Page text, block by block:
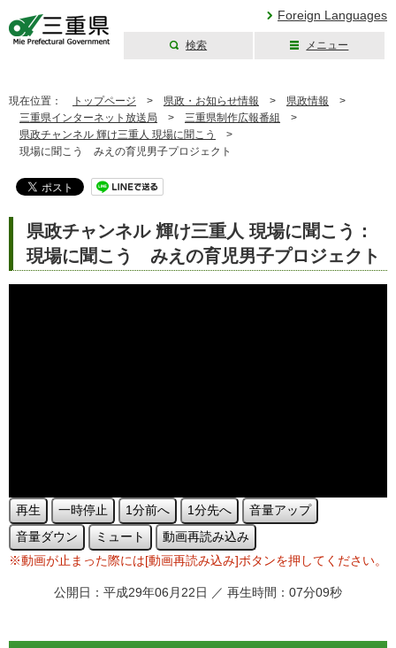
Foreign Languages
検索 メニュー
現在位置： トップページ > 県政・お知らせ情報 > 県政情報 >
三重県インターネット放送局 > 三重県制作広報番組
>
県政チャンネル 輝け三重人 現場に聞こう
>
現場に聞こう みえの育児男子プロジェクト
県政チャンネル 輝け三重人 現場に聞こう：
現場に聞こう みえの育児男子プロジェクト
再生 一時停止 1分前へ 1分先へ
音量アップ
音量ダウン
ミュート
動画再読み込み
※動画が止まった際には[動画再読み込み]ボタンを押してください。
公開日：平成29年06月22日 ／ 再生時間：07分09秒